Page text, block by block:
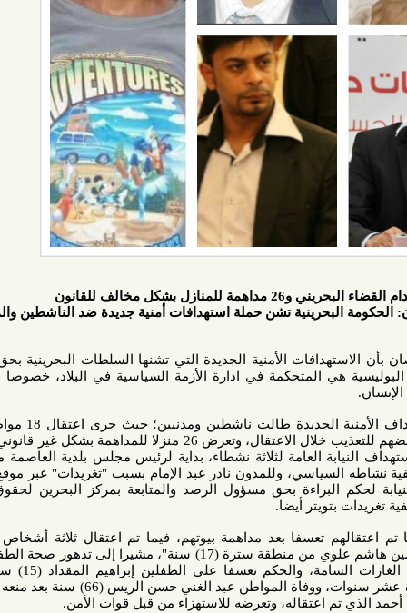
بشكل مخالف للقانون
تشن حملة استهدافات أمنية جديدة ضد الناشطين والمدنيين
الأمنية الجديدة التي تشنها السلطات البحرينية بحق النشطاء
هي المتحكمة في ادارة الأزمة السياسية في البلاد، خصوصا مع تصاعد
وأوضح المنتدى أن حملة الاستهداف الأمنية الجديدة طالت ناشطين ومدنيين؛ حيث جرى اعتقال 18 مواطنا بشكل
تعسفي خلال أربعة أيام، تعرض بعضهم للتعذيب خلال الاعتقال، وتعرض 26 منزلا للمداهمة بشكل غير قانوني وغالبيتها
العامة لثلاثة نشطاء، بداية لرئيس مجلس بلدية العاصمة مجيد ميلاد
وللمدون نادر عبد الإمام بسبب "تغريدات" عبر موقع التواصل
البراءة بحق مسؤول الرصد والمتابعة بمركز البحرين لحقوق الإنسان
أيضا.
تم اعتقالهم تعسفا بعد مداهمة بيوتهم، فيما تم اعتقال ثلاثة أشخاص من نقاط
التفتيش، بينهم الطفل السيد حسين هاشم علوي من منطقة سترة (17) سنة"، مشيرا إلى تدهور صحة الطفل محمود
كاظم (12) سنة جراء استنشاق الغازات السامة، والحكم تعسفا على الطفلين إبراهيم المقداد (15) سنة، وجهاد
الحبشي (16) سنة، بالسجن لمدة عشر سنوات، ووفاة المواطن عبد الغني حسن الريس (66) سنة بعد منعه من دخول
اعتقاله، وتعرضه للاستهزاء من قبل قوات الأمن.